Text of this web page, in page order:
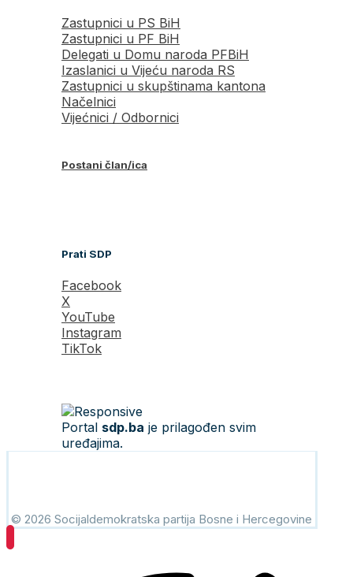
Zastupnici u PS BiH
Zastupnici u PF BiH
Delegati u Domu naroda PFBiH
Izaslanici u Vijeću naroda RS
Zastupnici u skupštinama kantona
Načelnici
Vijećnici / Odbornici
Postani član/ica
Prati SDP
Facebook
X
YouTube
Instagram
TikTok
Portal sdp.ba je prilagođen svim
uređajima.
© 2026 Socijaldemokratska partija Bosne i Hercegovine